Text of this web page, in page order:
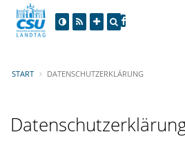
START DATENSCHUTZERKLÄRUNG